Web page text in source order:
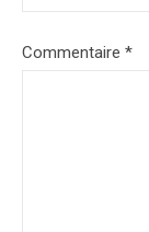
Commentaire *